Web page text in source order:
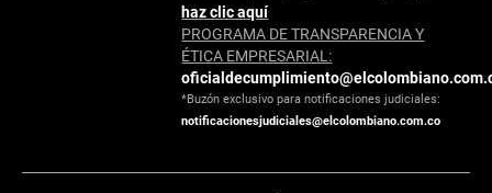
haz clic aquí
PROGRAMA DE TRANSPARENCIA Y
ÉTICA EMPRESARIAL:
*Buzón exclusivo para notificaciones judiciales:
notificacionesjudiciales@elcolombiano.com.co